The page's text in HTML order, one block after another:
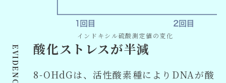
インドキシル硫酸測定値の変化
酸化ストレスが半減
8-OHdGは、活性酸素種によりDNAが酸